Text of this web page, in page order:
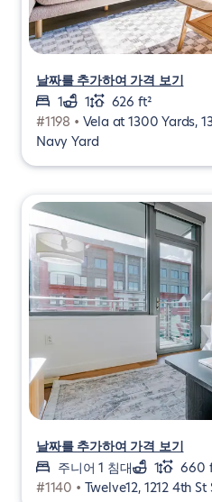
날짜를 추가하여 가격 보기
1
1
626 ft²
#1198 • Vela at 1300 Yards,
Navy Yard
날짜를 추가하여 가격 보기
주니어 1 침대
1
660
#1140 • Twelve12, 1212 4th